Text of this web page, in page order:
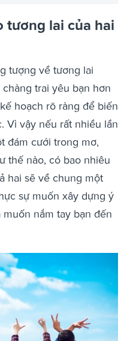
tương lai của hai
tượng về tương lai
trai yêu bạn hơn
hoạch rõ ràng để biến
Vì vậy nếu rất nhiều lần
đám cưới trong mơ,
thế nào, có bao nhiêu
hai sẽ về chung một
sự muốn xây dựng ý
nắm tay bạn đến